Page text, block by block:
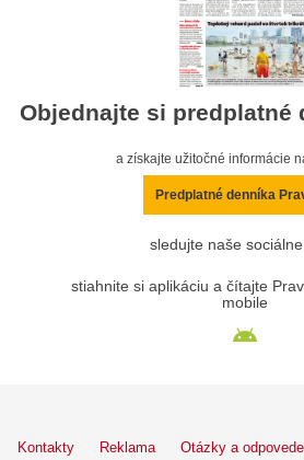
Objednajte si predplatné
a získajte užitočné informácie
Predplatné denníka
sledujte naše
stiahnite si aplikáciu a čítajte
mobile
Kontakty Reklama Otázky a odpovede